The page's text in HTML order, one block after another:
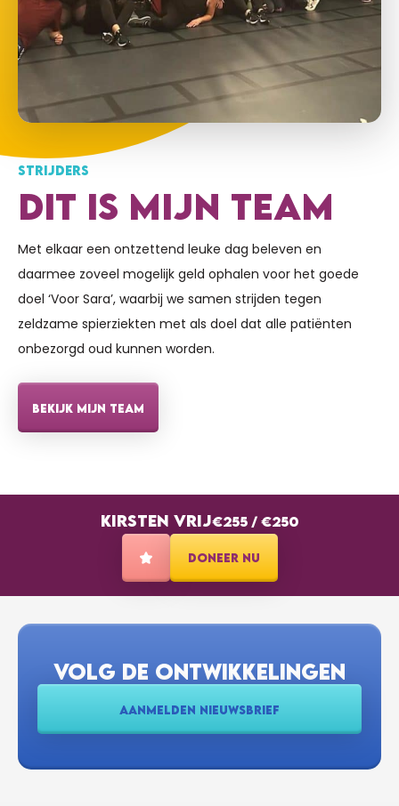
KIRSTEN VRIJ
STRIJDERS
DIT IS MIJN TEAM
Met elkaar een ontzettend leuke dag beleven en
daarmee zoveel mogelijk geld ophalen voor het goede
doel ‘Voor Sara’, waarbij we samen strijden tegen
zeldzame spierziekten met als doel dat alle patiënten
onbezorgd oud kunnen worden.
BEKIJK MIJN TEAM
KIRSTEN VRIJ€255 / €250
DONEER NU
VOLG DE ONTWIKKELINGEN
AANMELDEN NIEUWSBRIEF